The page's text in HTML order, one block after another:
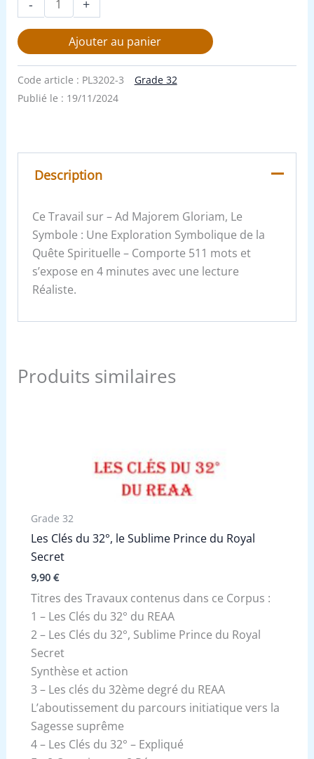
- +
Ajouter au panier
Code article : PL3202-3
Grade 32
Publié le : 19/11/2024
Description
Ce Travail sur – Ad Majorem Gloriam, Le
Symbole : Une Exploration Symbolique de la
Quête Spirituelle – Comporte 511 mots et
s’expose en 4 minutes avec une lecture
Réaliste.
Produits similaires
Grade 32
Les Clés du 32°, le Sublime Prince du Royal
Secret
9,90 €
Titres des Travaux contenus dans ce Corpus :
1 – Les Clés du 32° du REAA
2 – Les Clés du 32°, Sublime Prince du Royal
Secret
Synthèse et action
3 – Les clés du 32ème degré du REAA
L’aboutissement du parcours initiatique vers la
Sagesse suprême
4 – Les Clés du 32° – Expliqué